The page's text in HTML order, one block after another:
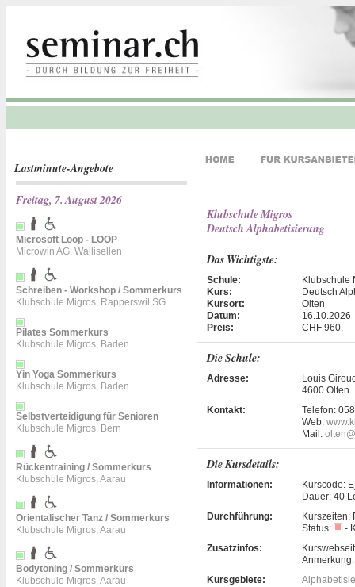
Lastminute-Angebote
Freitag, 7. August 2026
Microsoft Loop - LOOP
Microwin AG, Wallisellen
Schreiben - Workshop / Sommerkurs
Klubschule Migros, Rapperswil SG
Pilates Sommerkurs
Klubschule Migros, Baden
Yin Yoga Sommerkurs
Klubschule Migros, Baden
Selbstverteidigung für Senioren
Klubschule Migros, Bern
Rückentraining / Sommerkurs
Klubschule Migros, Aarau
Orientalischer Tanz / Sommerkurs
Klubschule Migros, Aarau
Bodytoning / Sommerkurs
Klubschule Migros, Aarau
Klubschule Migros
Deutsch Alphabetisierung
Das Wichtigste:
Schule:
Klubschule
Kurs:
Deutsch
Kursort:
Olten
Datum:
16.10.2026
Preis:
CHF 960.-
Die Schule:
Adresse:
Louis
4600 Olten
Kontakt:
Telefon:
Web:
Mail:
Die Kursdetails:
Informationen: Kurscode:
Dauer: 40
Durchführung:
Kurszeiten:
Status:
-
Zusatzinfos:
Kursgebiete: